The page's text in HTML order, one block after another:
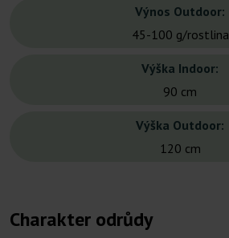
Výnos Outdoor:
45-100 g/rostlina
Výška Indoor:
90 cm
Výška Outdoor:
120 cm
Charakter odrůdy